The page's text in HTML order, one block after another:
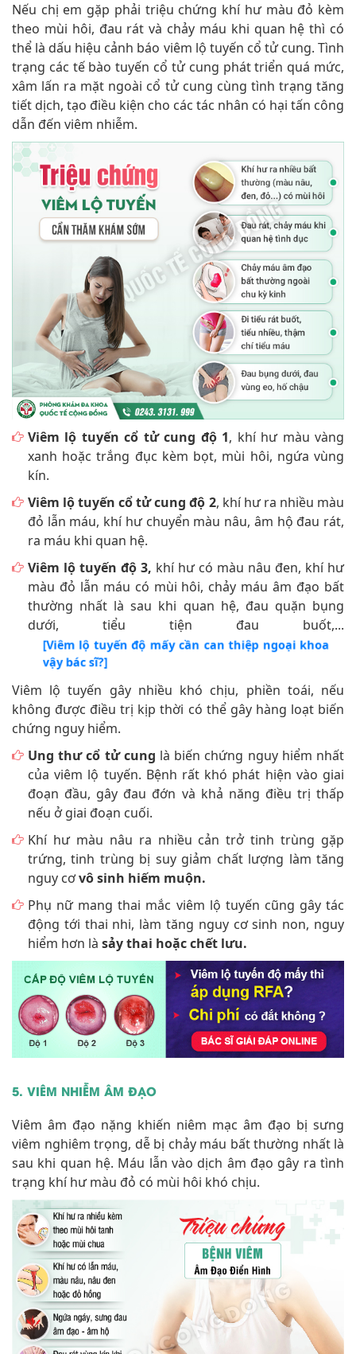
Nếu chị em gặp phải triệu chứng khí hư màu đỏ kèm
theo mùi hôi, đau rát và chảy máu khi quan hệ thì có
thể là dấu hiệu cảnh báo viêm lộ tuyến cổ tử cung. Tình
trạng các tế bào tuyến cổ tử cung phát triển quá mức,
xâm lấn ra mặt ngoài cổ tử cung cùng tình trạng tăng
tiết dịch, tạo điều kiện cho các tác nhân có hại tấn công
dẫn đến viêm nhiễm.
Viêm lộ tuyến cổ tử cung độ 1, khí hư màu vàng
xanh hoặc trắng đục kèm bọt, mùi hôi, ngứa vùng
kín.
Viêm lộ tuyến cổ tử cung độ 2, khí hư ra nhiều màu
đỏ lẫn máu, khí hư chuyển màu nâu, âm hộ đau rát,
ra máu khi quan hệ.
Viêm lộ tuyến độ 3, khí hư có màu nâu đen, khí hư
màu đỏ lẫn máu có mùi hôi, chảy máu âm đạo bất
thường nhất là sau khi quan hệ, đau quặn bụng
dưới, tiểu tiện đau buốt,...
[Viêm lộ tuyến độ mấy cần can thiệp ngoại khoa
vậy bác sĩ?]
Viêm lộ tuyến gây nhiều khó chịu, phiền toái, nếu
không được điều trị kịp thời có thể gây hàng loạt biến
chứng nguy hiểm.
Ung thư cổ tử cung là biến chứng nguy hiểm nhất
của viêm lộ tuyến. Bệnh rất khó phát hiện vào giai
đoạn đầu, gây đau đớn và khả năng điều trị thấp
nếu ở giai đoạn cuối.
Khí hư màu nâu ra nhiều cản trở tinh trùng gặp
trứng, tinh trùng bị suy giảm chất lượng làm tăng
nguy cơvô sinh hiếm muộn.
Phụ nữ mang thai mắc viêm lộ tuyến cũng gây tác
động tới thai nhi, làm tăng nguy cơ sinh non, nguy
hiểm hơn là sảy thai hoặc chết lưu.
5. VIÊM NHIỄM ÂM ĐẠO
Viêm âm đạo nặng khiến niêm mạc âm đạo bị sưng
viêm nghiêm trọng, dễ bị chảy máu bất thường nhất là
sau khi quan hệ. Máu lẫn vào dịch âm đạo gây ra tình
trạng khí hư màu đỏ có mùi hôi khó chịu.